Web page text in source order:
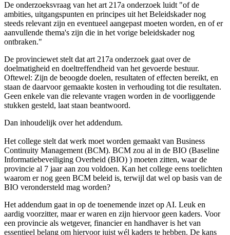
De onderzoeksvraag van het art 217a onderzoek luidt "of de
ambities, uitgangspunten en principes uit het Beleidskader nog
steeds relevant zijn en eventueel aangepast moeten worden, en of er
aanvullende thema's zijn die in het vorige beleidskader nog
ontbraken."
De provinciewet stelt dat art 217a onderzoek gaat over de
doelmatigheid en doeltreffendheid van het gevoerde bestuur.
Oftewel: Zijn de beoogde doelen, resultaten of effecten bereikt, en
staan de daarvoor gemaakte kosten in verhouding tot die resultaten.
Geen enkele van die relevante vragen worden in de voorliggende
stukken gesteld, laat staan beantwoord.
Dan inhoudelijk over het addendum.
Het college stelt dat werk moet worden gemaakt van Business
Continuity Management (BCM). BCM zou al in de BIO (Baseline
Informatiebeveiliging Overheid (BIO) ) moeten zitten, waar de
provincie al 7 jaar aan zou voldoen. Kan het college eens toelichten
waarom er nog geen BCM beleid is, terwijl dat wel op basis van de
BIO verondersteld mag worden?
Het addendum gaat in op de toenemende inzet op AI. Leuk en
aardig voorzitter, maar er waren en zijn hiervoor geen kaders. Voor
een provincie als wetgever, financier en handhaver is het van
essentieel belang om hiervoor juist wél kaders te hebben. De kans